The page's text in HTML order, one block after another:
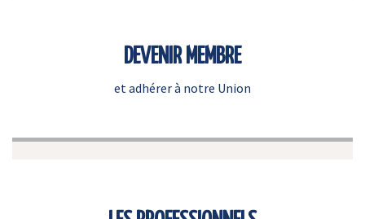
DEVENIR MEMBRE
et adhérer à notre Union